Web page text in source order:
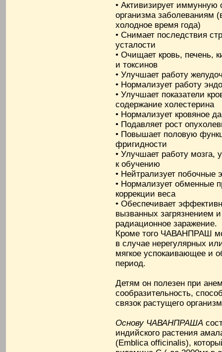
• Активизирует иммунную
организма заболеваниям
холодное время года)
• Снимает последствия
усталости
• Очищает кровь, печень,
и токсинов
• Улучшает работу
• Нормализует работу
• Улучшает показатели
содержание холестерина
• Нормализует кровяное
• Подавляет рост
• Повышает половую
фригидности
• Улучшает работу мозга,
к обучению
• Нейтрализует
• Нормализует обменные
коррекции веса
• Обеспечивает
вызванных загрязнением
радиационное заражение.
Кроме того ЧАВАНПРАШ
в случае нерегулярных
мягкое успокаивающее и
период.
Детям он полезен при
сообразительность,
связок растущего
Основу ЧАВАНПРАША
индийского растения
(Emblica officinalis),